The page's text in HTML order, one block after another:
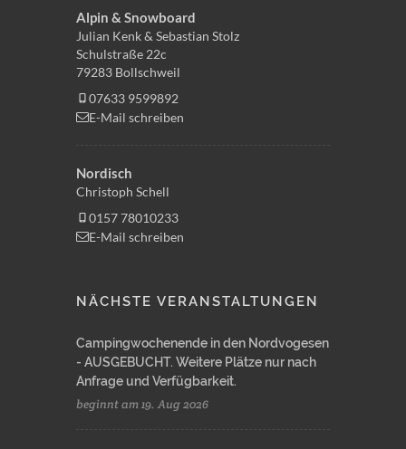
Alpin & Snowboard
Julian Kenk & Sebastian Stolz
Schulstraße 22c
79283 Bollschweil
07633 9599892
E-Mail schreiben
Nordisch
Christoph Schell
0157 78010233
E-Mail schreiben
NÄCHSTE VERANSTALTUNGEN
Campingwochenende in den Nordvogesen
- AUSGEBUCHT. Weitere Plätze nur nach
Anfrage und Verfügbarkeit.
beginnt am 19. Aug 2026